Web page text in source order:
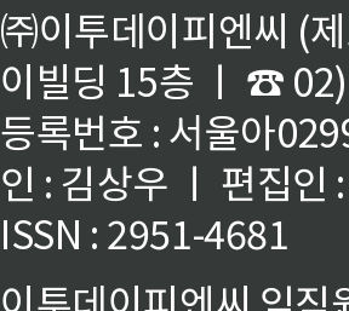
㈜이투데이피엔씨 (
이빌딩 15층 ㅣ ☎
등록번호 : 서울아
인 : 김상우 ㅣ 편집인
ISSN : 2951-4681